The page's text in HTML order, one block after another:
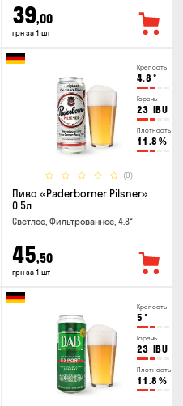
39,00
грн за 1 шт
Крепость
4.8 °
Горечь
23 IBU
Плотность
11.8 %
(0)
Пиво «Paderborner Pilsner»
0.5л
Светлое, Фильтрованное, 4.8°
45,50
грн за 1 шт
Крепость
5 °
Горечь
23 IBU
Плотность
11.8 %